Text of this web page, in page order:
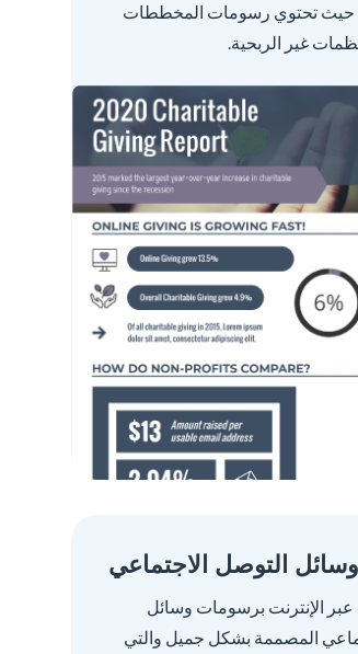
حيث تحتوي رسومات المخططات
غير الربحية.
التوصل الاجتماعي
الإنترنت برسومات وسائل
المصممة بشكل جميل والتي